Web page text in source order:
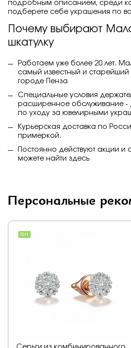
подробным описанием, среди
подберете себе украшения по
Почему выбирают
шкатулку
Работаем уже более 20 лет.
самый известный и
городе Пенза
Специальные условия
расширенное обслуживание -
по уходу за ювелирными
Курьерская доставка по
примеркой.
Постоянно действуют акции и
можете найти здесь
Персональные